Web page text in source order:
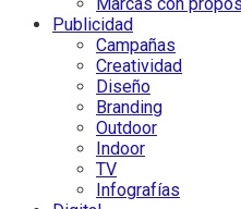
Publicidad
Campañas
Creatividad
Diseño
Branding
Outdoor
Indoor
TV
Infografías